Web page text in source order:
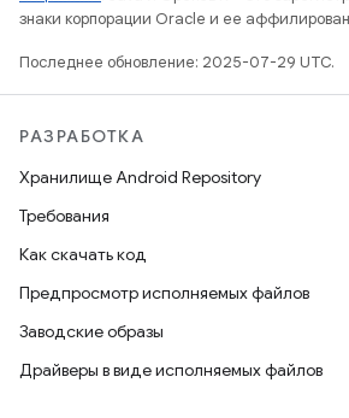
знаки корпорации Oracle и ее
Последнее обновление: 2025-07-29 UTC.
РАЗРАБОТКА
Хранилище Android Repository
Требования
Как скачать код
Предпросмотр исполняемых файлов
Заводские образы
Драйверы в виде исполняемых файлов